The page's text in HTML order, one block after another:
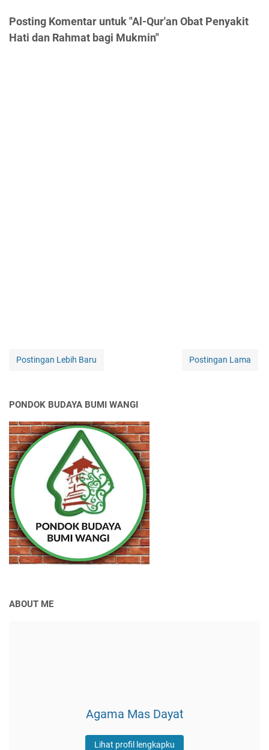
Posting Komentar untuk "Al-Qur'an Obat Penyakit
Hati dan Rahmat bagi Mukmin"
Postingan Lebih Baru Postingan Lama
PONDOK BUDAYA BUMI WANGI
ABOUT ME
Agama Mas Dayat
Lihat profil lengkapku